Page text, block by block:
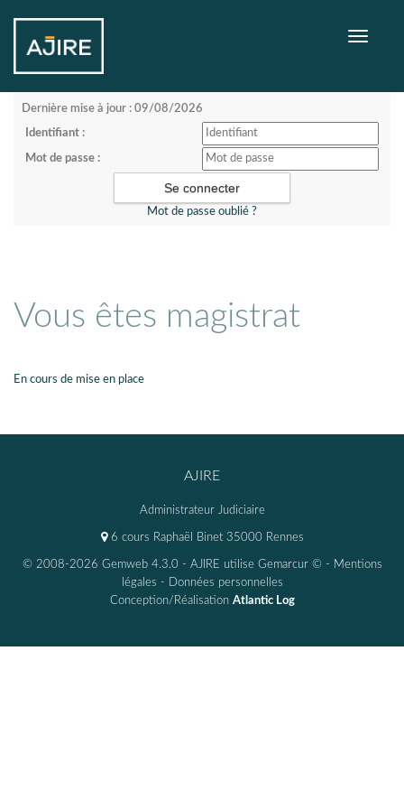
Toggle
Dernière mise à jour : 09/08/2026
Identifiant :
Mot de passe :
Mot de passe oublié ?
Vous êtes magistrat
En cours de mise en place
AJIRE
Administrateur Judiciaire
6 cours Raphaël Binet 35000 Rennes
© 2008-2026 Gemweb 4.3.0 - AJIRE utilise Gemarcur © - Mentions
légales - Données personnelles
Conception/Réalisation Atlantic Log